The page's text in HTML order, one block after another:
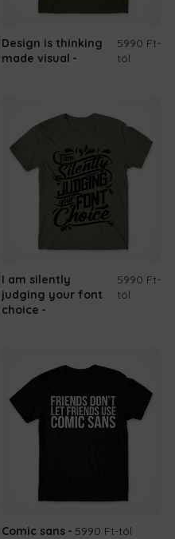
Design is thinking
made visual
5990 Ft-
tól
I am silently
judging your font
choice
5990 Ft-
tól
Comic sans 5990 Ft-tól